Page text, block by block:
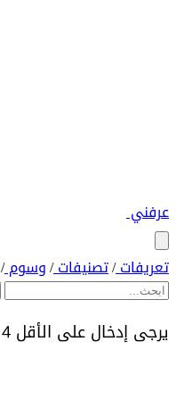
عرفني
تعريفات/ تصنيفات/ وسوم/
يرجى إدخال على الأقل 4 أحرف.